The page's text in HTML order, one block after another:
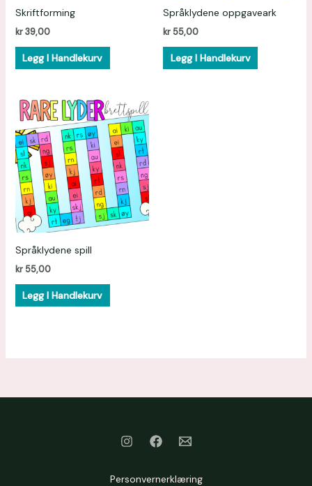
Skriftforming
kr39,00
Legg I Handlekurv
Språklydene oppgaveark
kr 55,00
Legg I Handlekurv
Språklydene spill
kr55,00
Legg I Handlekurv
Personvernerklæring